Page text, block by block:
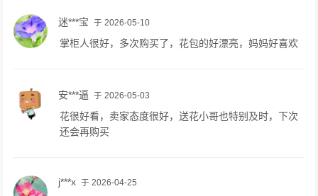
迷***宝 于 2026-05-10
掌柜人很好，多次购买了，花包的好漂亮，妈妈好喜欢
安***逼 于 2026-05-03
花很好看，卖家态度很好，送花小哥也特别及时，下次
还会再购买
j***x 于 2026-04-25